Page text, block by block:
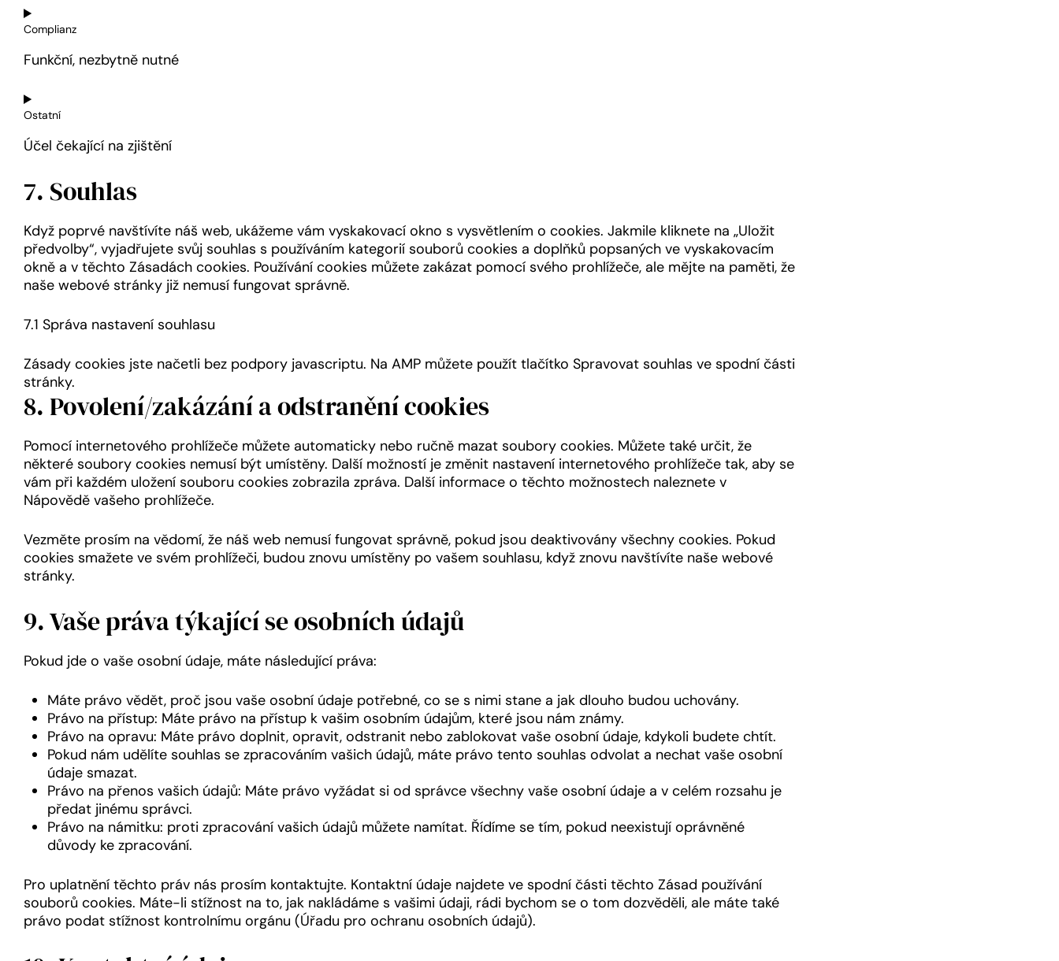
Consent
to
facebook
Complianz
Funkční, nezbytně nutné
Consent
to
service
complianz
Ostatní
Účel čekající na zjištění
Consent
to
service
ostatní
7. Souhlas
Když poprvé navštívíte náš web, ukážeme vám vyskakovací okno s vysvětlením o cookies. Jakmile kliknete na „Uložit
předvolby“, vyjadřujete svůj souhlas s používáním kategorií souborů cookies a doplňků popsaných ve vyskakovacím
okně a v těchto Zásadách cookies. Používání cookies můžete zakázat pomocí svého prohlížeče, ale mějte na paměti, že
naše webové stránky již nemusí fungovat správně.
7.1 Správa nastavení souhlasu
Zásady cookies jste načetli bez podpory javascriptu. Na AMP můžete použít tlačítko Spravovat souhlas ve spodní části
stránky.
8. Povolení/zakázání a odstranění cookies
Pomocí internetového prohlížeče můžete automaticky nebo ručně mazat soubory cookies. Můžete také určit, že
některé soubory cookies nemusí být umístěny. Další možností je změnit nastavení internetového prohlížeče tak, aby se
vám při každém uložení souboru cookies zobrazila zpráva. Další informace o těchto možnostech naleznete v
Nápovědě vašeho prohlížeče.
Vezměte prosím na vědomí, že náš web nemusí fungovat správně, pokud jsou deaktivovány všechny cookies. Pokud
cookies smažete ve svém prohlížeči, budou znovu umístěny po vašem souhlasu, když znovu navštívíte naše webové
stránky.
9. Vaše práva týkající se osobních údajů
Pokud jde o vaše osobní údaje, máte následující práva:
Máte právo vědět, proč jsou vaše osobní údaje potřebné, co se s nimi stane a jak dlouho budou uchovány.
Právo na přístup: Máte právo na přístup k vašim osobním údajům, které jsou nám známy.
Právo na opravu: Máte právo doplnit, opravit, odstranit nebo zablokovat vaše osobní údaje, kdykoli budete chtít.
Pokud nám udělíte souhlas se zpracováním vašich údajů, máte právo tento souhlas odvolat a nechat vaše osobní
údaje smazat.
Právo na přenos vašich údajů: Máte právo vyžádat si od správce všechny vaše osobní údaje a v celém rozsahu je
předat jinému správci.
Právo na námitku: proti zpracování vašich údajů můžete namítat. Řídíme se tím, pokud neexistují oprávněné
důvody ke zpracování.
Pro uplatnění těchto práv nás prosím kontaktujte. Kontaktní údaje najdete ve spodní části těchto Zásad používání
souborů cookies. Máte-li stížnost na to, jak nakládáme s vašimi údaji, rádi bychom se o tom dozvěděli, ale máte také
právo podat stížnost kontrolnímu orgánu (Úřadu pro ochranu osobních údajů).